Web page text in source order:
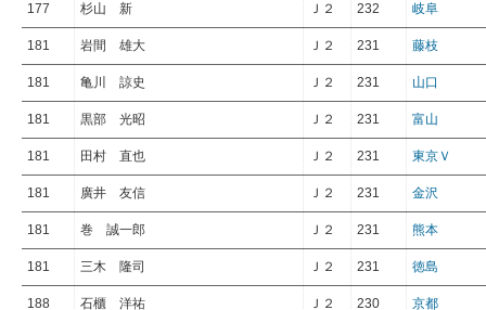
177 杉山 新 Ｊ２ 232 岐阜
181 岩間 雄大 Ｊ２ 231 藤枝
181 亀川 諒史 Ｊ２ 231 山口
181 黒部 光昭 Ｊ２ 231 富山
181 田村 直也 Ｊ２ 231 東京Ｖ
181 廣井 友信 Ｊ２ 231 金沢
181 巻 誠一郎 Ｊ２ 231 熊本
181 三木 隆司 Ｊ２ 231 徳島
188 石櫃 洋祐 Ｊ２ 230 京都